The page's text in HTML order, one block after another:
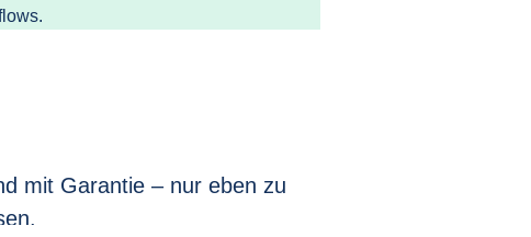
mit Garantie – nur eben zu